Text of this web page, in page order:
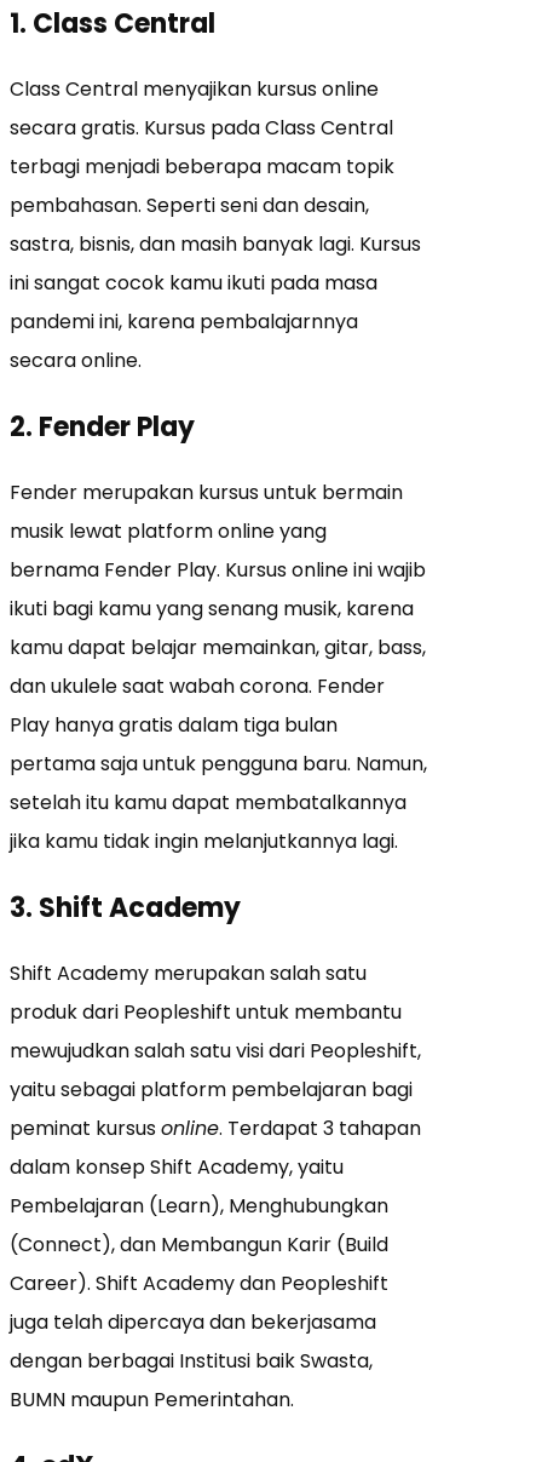
1. Class Central
Class Central menyajikan kursus online
secara gratis. Kursus pada Class Central
terbagi menjadi beberapa macam topik
pembahasan. Seperti seni dan desain,
sastra, bisnis, dan masih banyak lagi. Kursus
ini sangat cocok kamu ikuti pada masa
pandemi ini, karena pembalajarnnya
secara online.
2. Fender Play
Fender merupakan kursus untuk bermain
musik lewat platform online yang
bernama Fender Play. Kursus online ini wajib
ikuti bagi kamu yang senang musik, karena
kamu dapat belajar memainkan, gitar, bass,
dan ukulele saat wabah corona. Fender
Play hanya gratis dalam tiga bulan
pertama saja untuk pengguna baru. Namun,
setelah itu kamu dapat membatalkannya
jika kamu tidak ingin melanjutkannya lagi.
3. Shift Academy
Shift Academy merupakan salah satu
produk dari Peopleshift untuk membantu
mewujudkan salah satu visi dari Peopleshift,
yaitu sebagai platform pembelajaran bagi
peminat kursusonline. Terdapat 3 tahapan
dalam konsep Shift Academy, yaitu
Pembelajaran (Learn), Menghubungkan
(Connect), dan Membangun Karir (Build
Career). Shift Academy dan Peopleshift
juga telah dipercaya dan bekerjasama
dengan berbagai Institusi baik Swasta,
BUMN maupun Pemerintahan.